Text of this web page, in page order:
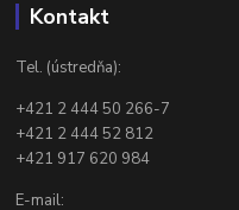
Kontakt
Tel. (ústredňa):
+421 2 444 50 266-7
+421 2 444 52 812
+421 917 620 984
E-mail: